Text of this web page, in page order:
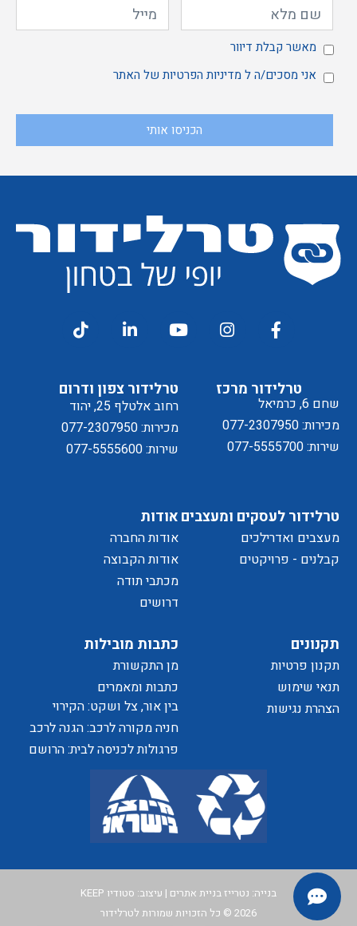
מאשר
קבלת
דיוור
מאשר קבלת דיוור
אני
ל
של
האתר
אני מסכים/ה ל מדיניות הפרטיות של האתר
הכניסו אותי
טרלידור מרכז
שחם 6, כרמיאל
מכירות: 077-2307950
שירות: 077-5555700
תקנונים
תקנון פרטיות
תנאי שימוש
הצהרת נגישות
כתבות מובילות
מן התקשורת
כתבות ומאמרים
בין אור, צל ושקט: הקירוי
כאלמנט מעצב בחוויית המרחב
חניה מקורה לרכב: הגנה לרכב
ושדרוג לבית
פרגולות לכניסה לבית: הרושם
טרלידור צפון ודרום
רחוב אלטלף 25, יהוד
מכירות: 077-2307950
שירות: 077-5555600
אודות
אודות החברה
אודות הקבוצה
מכתבי תודה
דרושים
טרלידור לעסקים ומעצבים
מעצבים ואדרילכים
קבלנים - פרויקטים
בנייה: נטרייז בניית אתרים | עיצוב: סטודיו KEEP
2026 © כל הזכויות שמורות לטרלידור